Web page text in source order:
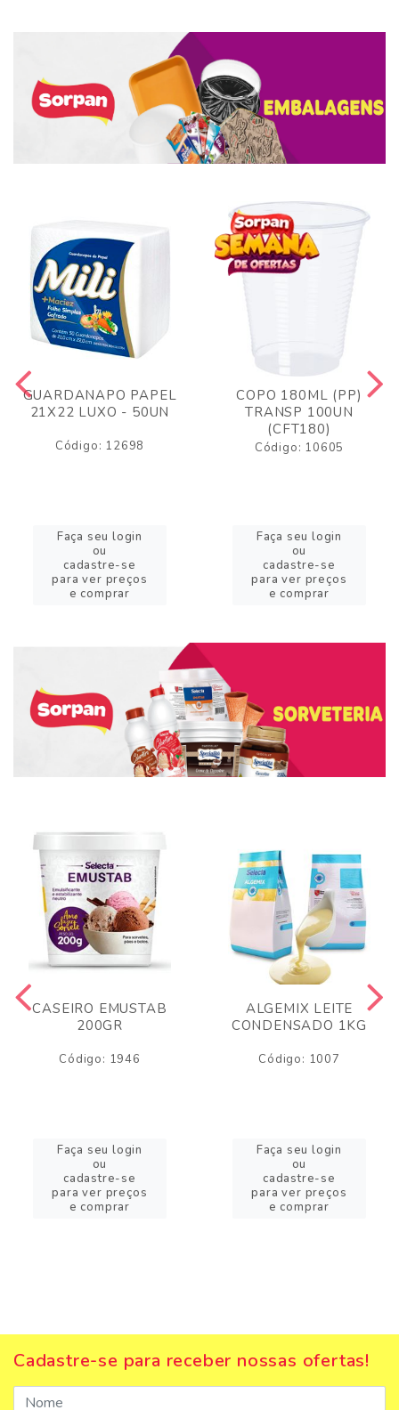
GUARDANAPO PAPEL
21X22 LUXO - 50UN
Código: 12698
Faça seu login
ou
cadastre-se
para ver preços
e comprar
COPO 180ML (PP)
TRANSP 100UN
(CFT180)
Código: 10605
Faça seu login
ou
cadastre-se
para ver preços
e comprar
CASEIRO EMUSTAB
200GR
Código: 1946
Faça seu login
ou
cadastre-se
para ver preços
e comprar
ALGEMIX LEITE
CONDENSADO 1KG
Código: 1007
Faça seu login
ou
cadastre-se
para ver preços
e comprar
Cadastre-se para receber nossas ofertas!